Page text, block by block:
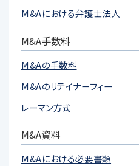
M&Aにおける弁護士法人
M&A手数料
M&Aの手数料
M&Aのリテイナーフィー
レーマン方式
M&A資料
M&Aにおける必要書類